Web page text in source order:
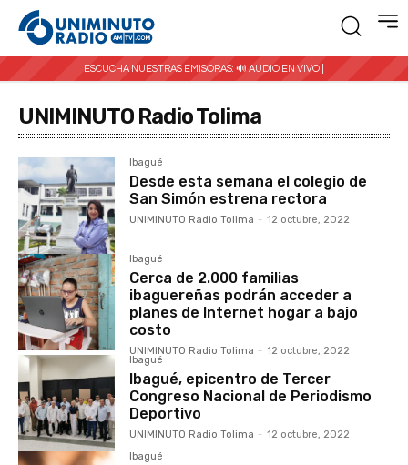
ESCUCHA NUESTRAS EMISORAS: 🔊 AUDIO EN VIVO |
UNIMINUTO Radio Tolima
Ibagué
Desde esta semana el colegio de
San Simón estrena rectora
UNIMINUTO Radio Tolima - 12 octubre, 2022
Ibagué
Cerca de 2.000 familias
ibaguereñas podrán acceder a
planes de Internet hogar a bajo
costo
UNIMINUTO Radio Tolima - 12 octubre, 2022
Ibagué
Ibagué, epicentro de Tercer
Congreso Nacional de Periodismo
Deportivo
UNIMINUTO Radio Tolima - 12 octubre, 2022
Ibagué